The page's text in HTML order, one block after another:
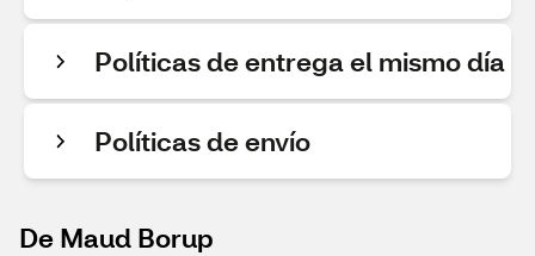
Políticas de entrega el mismo día
Políticas de envío
De Maud Borup